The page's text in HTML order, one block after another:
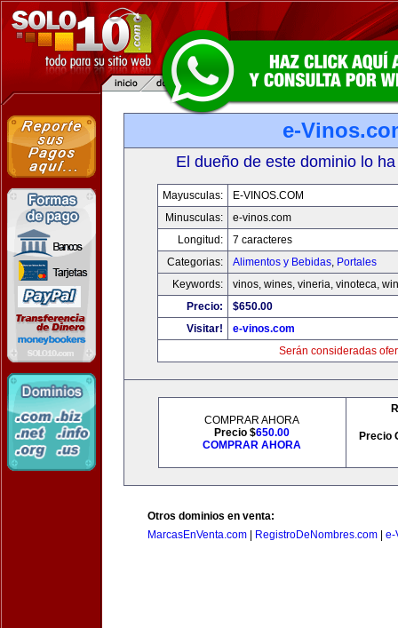
e-
El dueño de este dominio lo
Mayusculas:
E-VINOS.COM
Minusculas:
e-vinos.com
Longitud:
7 caracteres
Categorias:
Alimentos y Bebidas, Portales
Keywords:
vinos, wines, vineria, vinoteca,
Precio:
$650.00
Visitar!
e-vinos.com
Serán consideradas
COMPRAR AHORA
Precio $650.00
COMPRAR AHORA
Precio
Otros dominios en venta:
MarcasEnVenta.com
RegistroDeNombres.com e-